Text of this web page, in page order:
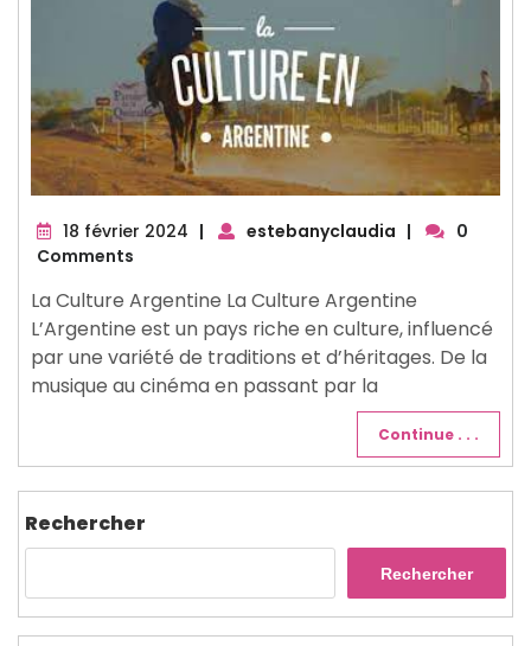
18 février 2024 18| estebanyclaudia |
0
Comments
La Culture Argentine La Culture Argentine
L’Argentine est un pays riche en culture, influencé
par une variété de traditions et d’héritages. De la
musique au cinéma en passant par la
Continue . . .
Rechercher
Rechercher